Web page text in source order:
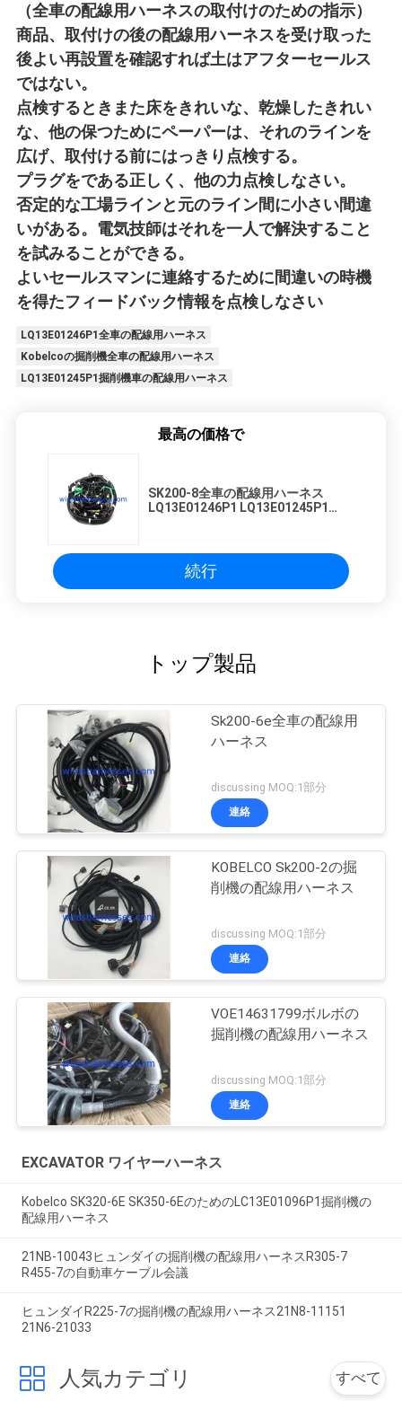
（全車の配線用ハーネスの取付けのための指示）
商品、取付けの後の配線用ハーネスを受け取った
後よい再設置を確認すれば土はアフターセールス
ではない。
点検するときまた床をきれいな、乾燥したきれい
な、他の保つためにペーパーは、それのラインを
広げ、取付ける前にはっきり点検する。
プラグをである正しく、他の力点検しなさい。
否定的な工場ラインと元のライン間に小さい間違
いがある。電気技師はそれを一人で解決すること
を試みることができる。
よいセールスマンに連絡するために間違いの時機
を得たフィードバック情報を点検しなさい
LQ13E01246P1全車の配線用ハーネス
Kobelcoの掘削機全車の配線用ハーネス
LQ13E01245P1掘削機車の配線用ハーネス
最高の価格で
SK200-8全車の配線用ハーネス
LQ13E01246P1 LQ13E01245P1
続行
トップ製品
Sk200-6e全車の配線用
ハーネス
discussing MOQ:1部分
連絡
KOBELCO Sk200-2の掘
削機の配線用ハーネス
discussing MOQ:1部分
連絡
VOE14631799ボルボの
掘削機の配線用ハーネス
discussing MOQ:1部分
連絡
EXCAVATOR ワイヤーハーネス
Kobelco SK320-6E SK350-6EのためのLC13E01096P1掘削機の
配線用ハーネス
21NB-10043ヒュンダイの掘削機の配線用ハーネスR305-7
R455-7の自動車ケーブル会議
ヒュンダイR225-7の掘削機の配線用ハーネス21N8-11151
21N6-21033
人気カテゴリ すべて